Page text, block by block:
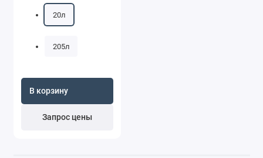
20л
205л
В корзину
Запрос цены